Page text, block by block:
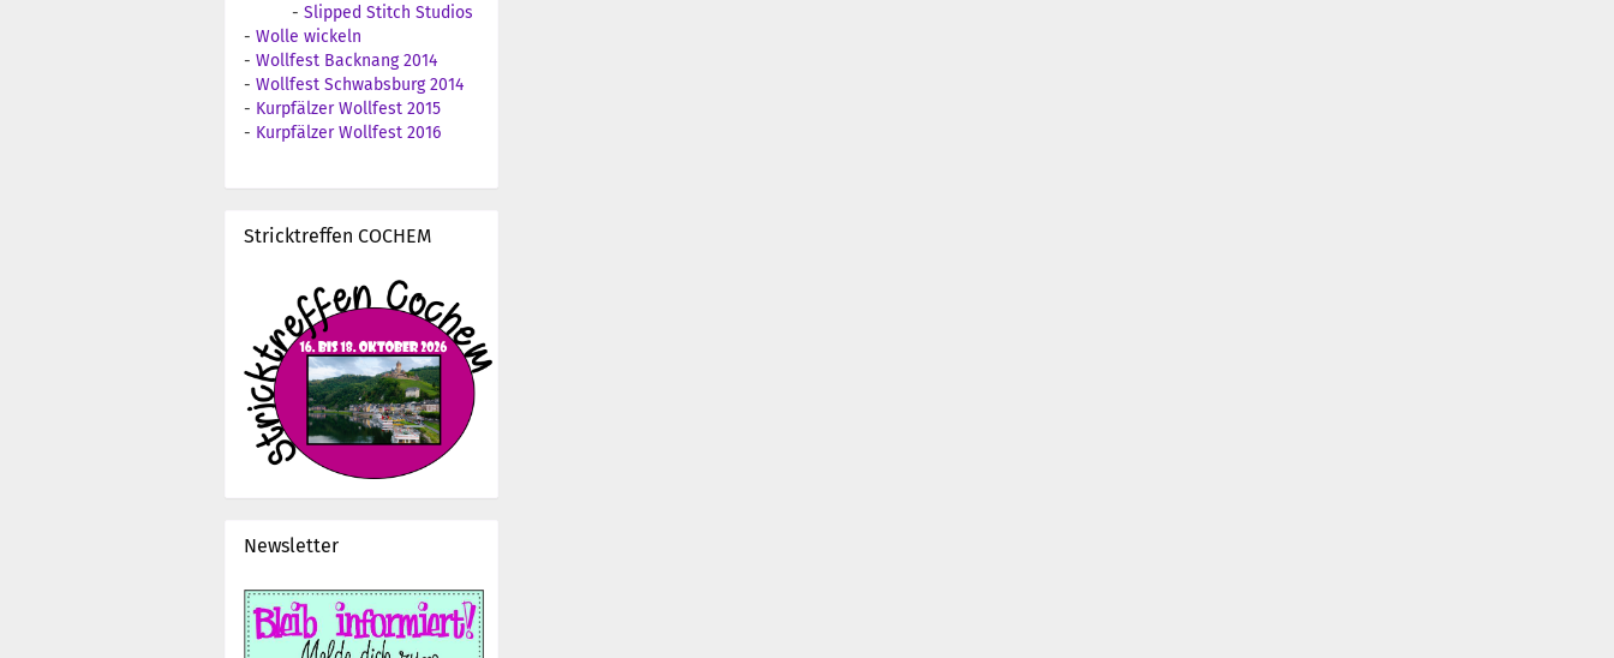
- Slipped Stitch Studios
- Wolle wickeln
- Wollfest Backnang 2014
- Wollfest Schwabsburg 2014
- Kurpfälzer Wollfest 2015
- Kurpfälzer Wollfest 2016
Stricktreffen COCHEM
Newsletter